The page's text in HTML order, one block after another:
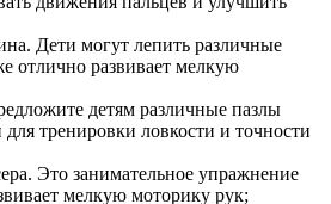
Дети могут лепить различные
отлично развивает мелкую
детям различные пазлы
тренировки ловкости и точности
Это занимательное упражнение
мелкую моторику рук;